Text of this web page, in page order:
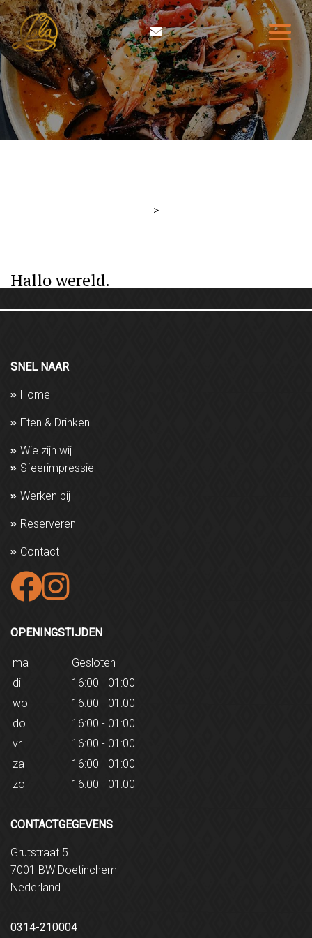
HOME
ETEN & DRINKEN
WIE ZIJN WIJ
CONTACT
0314-210004
>
Hallo wereld.
SNEL NAAR
Home
Eten & Drinken
Wie zijn wij
Sfeerimpressie
Werken bij
Reserveren
Contact
OPENINGSTIJDEN
ma
Gesloten
di
16:00 - 01:00
wo
16:00 - 01:00
do
16:00 - 01:00
vr
16:00 - 01:00
za
16:00 - 01:00
zo
16:00 - 01:00
CONTACTGEGEVENS
Grutstraat 5
7001 BW Doetinchem
Nederland
0314-210004